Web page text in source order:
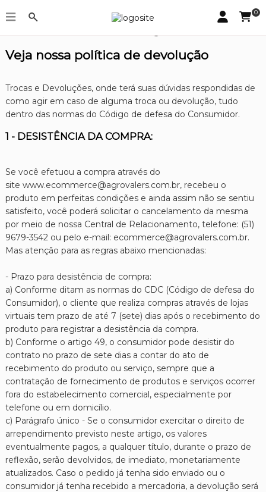
0
Política de devolução
Veja nossa política de devolução
Trocas e Devoluções, onde terá suas dúvidas respondidas de
como agir em caso de alguma troca ou devolução, tudo
dentro das normas do Código de defesa do Consumidor.
1 - DESISTÊNCIA DA COMPRA:
Se você efetuou a compra através do
site www.ecommerce@agrovalers.com.br, recebeu o
produto em perfeitas condições e ainda assim não se sentiu
satisfeito, você poderá solicitar o cancelamento da mesma
por meio de nossa Central de Relacionamento, telefone: (51)
9679-3542 ou pelo e-mail: ecommerce@agrovalers.com.br.
Mas atenção para as regras abaixo mencionadas:
- Prazo para desistência de compra:
a) Conforme ditam as normas do CDC (Código de defesa do
Consumidor), o cliente que realiza compras através de lojas
virtuais tem prazo de até 7 (sete) dias após o recebimento do
produto para registrar a desistência da compra.
b) Conforme o artigo 49, o consumidor pode desistir do
contrato no prazo de sete dias a contar do ato de
recebimento do produto ou serviço, sempre que a
contratação de fornecimento de produtos e serviços ocorrer
fora do estabelecimento comercial, especialmente por
telefone ou em domicílio.
c) Parágrafo único - Se o consumidor exercitar o direito de
arrependimento previsto neste artigo, os valores
eventualmente pagos, a qualquer título, durante o prazo de
reflexão, serão devolvidos, de imediato, monetariamente
atualizados. Caso o pedido já tenha sido enviado ou o
consumidor já tenha recebido a mercadoria, a devolução será